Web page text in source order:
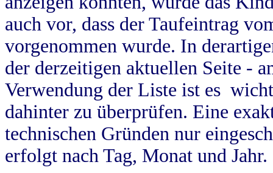
auch vor, dass der Taufeintrag
vorgenommen wurde. In
der derzeitigen aktuellen Seite -
Verwendung der Liste ist es
dahinter zu überprüfen. Eine
technischen Gründen nur
erfolgt nach Tag, Monat und Jahr.